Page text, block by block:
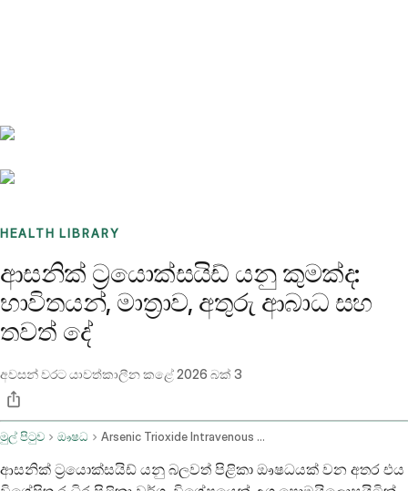
HEALTH LIBRARY
ආසනික් ට්‍රයොක්සයිඩ් යනු කුමක්ද:
භාවිතයන්, මාත්‍රාව, අතුරු ආබාධ සහ
තවත් දේ
අවසන් වරට යාවත්කාලීන කළේ2026 බක් 3
මුල් පිටුව ඖෂධ Arsenic Trioxide Intravenous Route
ආසනික් ට්‍රයොක්සයිඩ් යනු බලවත් පිළිකා ඖෂධයක් වන අතර එය